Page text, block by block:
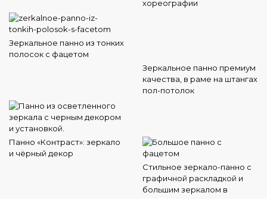
хореографии
Зеркальное панно из тонких
полосок с фацетом
Зеркальное панно премиум
качества, в раме на штангах
пол-потолок
Панно «Контраст»: зеркало
и чёрный декор
Стильное зеркало-панно с
графичной раскладкой и
большим зеркалом в